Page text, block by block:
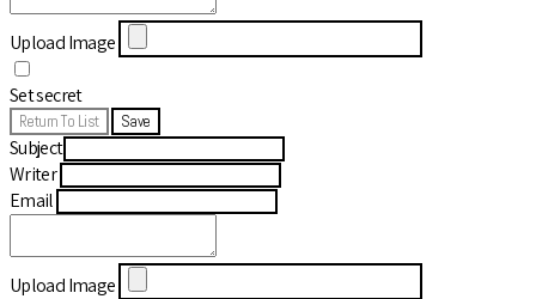
Upload Image
Set secret
Return To List Save
Subject
Writer
Email
Upload Image